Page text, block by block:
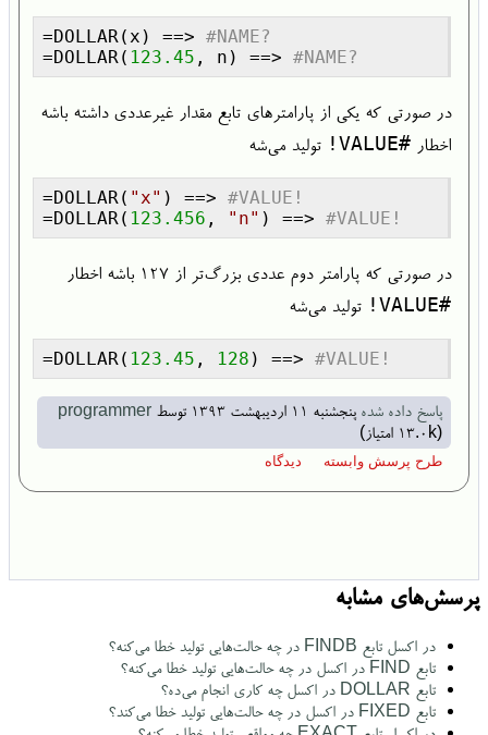
پرسش‌های مشابه
در اکسل تابع FINDB در چه حالت‌هایی تولید خطا می‌کنه؟
تابع FIND در اکسل در چه حالت‌هایی تولید خطا می‌کنه؟
تابع DOLLAR در اکسل چه کاری انجام می‌ده؟
تابع FIXED در اکسل در چه حالت‌هایی تولید خطا می‌کند؟
=DOLLAR(x) ==> #NAME?
=DOLLAR( 123.45 , n) ==> #NAME?
در صورتی که یکی از پارامترهای تابع مقدار غیرعددی داشته باشه
اخطار #VALUE! تولید می‌شه
=DOLLAR( "x" ) ==> #VALUE!
=DOLLAR( 123.456 , "n" ) ==> #VALUE!
در صورتی که پارامتر دوم عددی بزرگ‌تر از ۱۲۷ باشه اخطار
#VALUE! تولید می‌شه
=DOLLAR( 123.45 , 128 ) ==> #VALUE!
پاسخ داده شده پنجشنبه ۱۱ اردیبهشت ۱۳۹۳ توسط programmer
(
13.0k امتیاز)